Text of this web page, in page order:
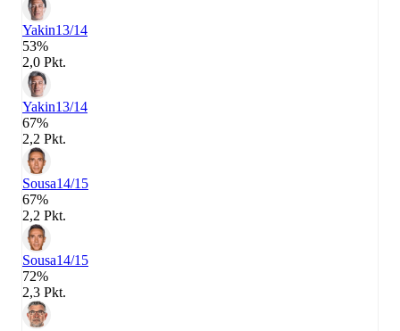
Yakin13/14
53%
2,0 Pkt.
Yakin13/14
67%
2,2 Pkt.
Sousa14/15
67%
2,2 Pkt.
Sousa14/15
72%
2,3 Pkt.